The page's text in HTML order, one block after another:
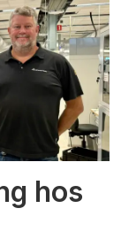
hos